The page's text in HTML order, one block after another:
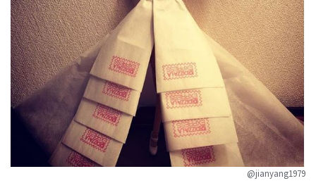
@jianyang1979